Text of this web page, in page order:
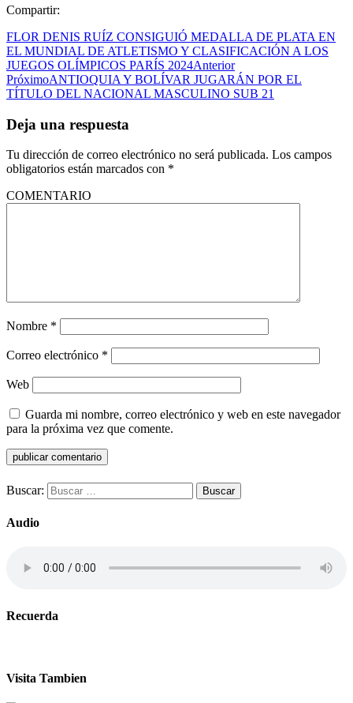
Compartir:
FLOR DENIS RUÍZ CONSIGUIÓ MEDALLA DE PLATA EN
EL MUNDIAL DE ATLETISMO Y CLASIFICACIÓN A LOS
JUEGOS OLÍMPICOS PARÍS 2024Anterior
PróximoANTIOQUIA Y BOLÍVAR JUGARÁN POR EL
TÍTULO DEL NACIONAL MASCULINO SUB 21
Deja una respuesta
Tu dirección de correo electrónico no será publicada. Los campos
obligatorios están marcados con *
COMENTARIO
Nombre *
Correo electrónico *
Web
Guarda mi nombre, correo electrónico y web en este navegador
para la próxima vez que comente.
Buscar:
Audio
Recuerda
Visita Tambien